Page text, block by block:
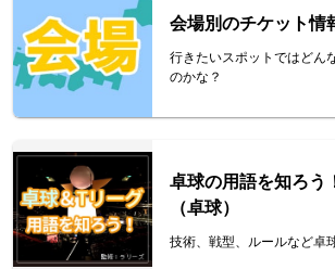
会場別のチケット情
行きたいスポットではどん
のかな？
卓球の用語を知ろう
（卓球）
技術、戦型、ルールなど卓